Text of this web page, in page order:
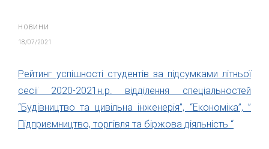
НОВИНИ
18/07/2021
Рейтинг успішності студентів за підсумками літньої
сесії 2020-2021н.р. відділення спеціальностей
“Будівництво та цивільна інженерія”, “Економіка”, ”
Підприємництво, торгівля та біржова діяльність “